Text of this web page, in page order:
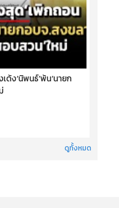
ด้ง‘นิพนธ์’พ้น‘นายก
ดูทั้งหมด